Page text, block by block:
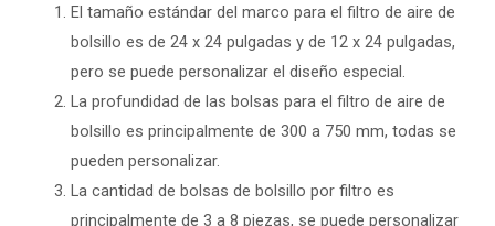
El tamaño estándar del marco para el filtro de aire de
bolsillo es de 24 x 24 pulgadas y de 12 x 24 pulgadas,
pero se puede personalizar el diseño especial.
La profundidad de las bolsas para el filtro de aire de
bolsillo es principalmente de 300 a 750 mm, todas se
pueden personalizar.
La cantidad de bolsas de bolsillo por filtro es
principalmente de 3 a 8 piezas, se puede personalizar